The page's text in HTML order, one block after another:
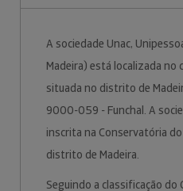
A sociedade Unac,
Madeira) está localizada no
situada no distrito de
9000-059 - Funchal. A
inscrita na Conservatória
distrito de Madeira.
Seguindo a classificação do